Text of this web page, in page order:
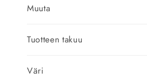
Muuta
Tuotteen takuu
Väri